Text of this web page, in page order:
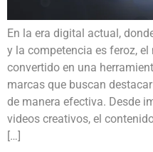
En la era digital actual,
y la competencia es feroz,
convertido en una
marcas que buscan
de manera efectiva. Desde
videos creativos, el
[…]